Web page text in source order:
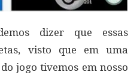
dizer que essas
visto que em uma
jogo tivemos em nosso